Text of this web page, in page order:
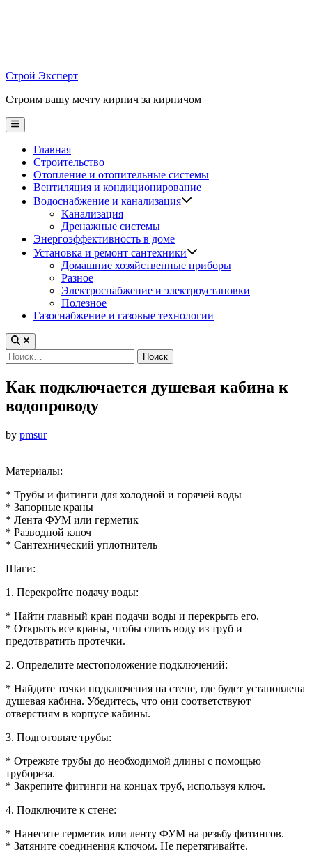
Строй Эксперт
Строим вашу мечту кирпич за кирпичом
Main
Menu
Главная
Строительство
Отопление и отопительные системы
Вентиляция и кондиционирование
Водоснабжение и канализация
Канализация
Дренажные системы
Энергоэффективность в доме
Установка и ремонт сантехники
Домашние хозяйственные приборы
Разное
Электроснабжение и электроустановки
Полезное
Газоснабжение и газовые технологии
Найти:
Как подключается душевая кабина к
водопроводу
by pmsur
Материалы:
* Трубы и фитинги для холодной и горячей воды
* Запорные краны
* Лента ФУМ или герметик
* Разводной ключ
* Сантехнический уплотнитель
Шаги:
1. Перекройте подачу воды:
* Найти главный кран подачи воды и перекрыть его.
* Открыть все краны, чтобы слить воду из труб и
предотвратить протечки.
2. Определите местоположение подключений:
* Найдите точки подключения на стене, где будет установлена
душевая кабина. Убедитесь, что они соответствуют
отверстиям в корпусе кабины.
3. Подготовьте трубы:
* Отрежьте трубы до необходимой длины с помощью
трубореза.
* Закрепите фитинги на концах труб, используя ключ.
4. Подключите к стене:
* Нанесите герметик или ленту ФУМ на резьбу фитингов.
* Затяните соединения ключом. Не перетягивайте.